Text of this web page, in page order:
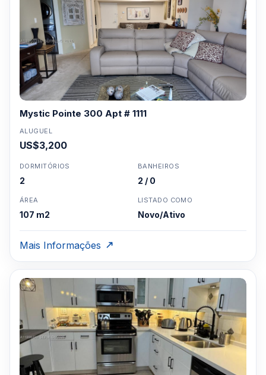
Mystic Pointe 300 Apt # 1111
ALUGUEL
US$3,200
DORMITÓRIOS
2
BANHEIROS
2 / 0
ÁREA
107 m2
LISTADO COMO
Novo/Ativo
Mais Informações